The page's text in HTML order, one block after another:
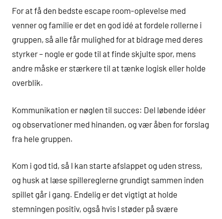
For at få den bedste escape room-oplevelse med
venner og familie er det en god idé at fordele rollerne i
gruppen, så alle får mulighed for at bidrage med deres
styrker – nogle er gode til at finde skjulte spor, mens
andre måske er stærkere til at tænke logisk eller holde
overblik.
Kommunikation er nøglen til succes: Del løbende idéer
og observationer med hinanden, og vær åben for forslag
fra hele gruppen.
Kom i god tid, så I kan starte afslappet og uden stress,
og husk at læse spillereglerne grundigt sammen inden
spillet går i gang. Endelig er det vigtigt at holde
stemningen positiv, også hvis I støder på svære